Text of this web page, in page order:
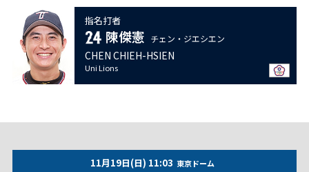
指名打者
陳傑憲 チェン・ジエシエン
CHEN CHIEH-HSIEN
Uni Lions
11月19日(日) 11:03 東京ドーム